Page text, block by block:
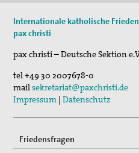
Fahradpilgertour 2026
Programm der VHS und des
Internationale katholische
pax christi
pax christi – Deutsche Sektion
tel+49 30 2007678-0
mailsekretariat@paxchristi.de
Impressum |Datenschutz
Friedensfragen